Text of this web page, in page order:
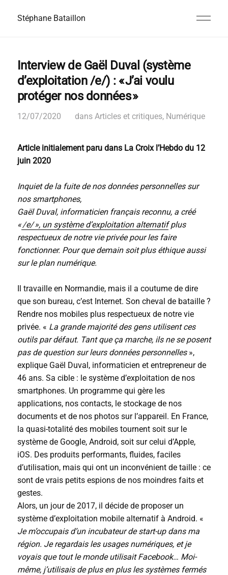
Stéphane Bataillon
Interview de Gaël Duval (système
d’exploitation /e/) : « J’ai voulu
protéger nos données »
12/07/2020 dans Articles et critiques, Numérique
Article initialement paru dans La Croix l’Hebdo du 12
juin 2020
Inquiet de la fuite de nos données personnelles sur
nos smartphones,
Gaël Duval, informaticien français reconnu, a créé
«/e/ », un système d’exploitation alternatifplus
respectueux de notre vie privée pour les faire
fonctionner. Pour que demain soit plus éthique aussi
sur le plan numérique.
Il travaille en Normandie, mais il a coutume de dire
que son bureau, c’est Internet. Son cheval de bataille ?
Rendre nos mobiles plus respectueux de notre vie
privée. « La grande majorité des gens utilisent ces
outils par défaut. Tant que ça marche, ils ne se posent
pas de question sur leurs données personnelles»,
explique Gaël Duval, informaticien et entrepreneur de
46 ans. Sa cible : le système d’exploitation de nos
smartphones. Un programme qui gère les
applications, nos contacts, le stockage de nos
documents et de nos photos sur l’appareil. En France,
la quasi-totalité des mobiles tournent soit sur le
système de Google, Android, soit sur celui d’Apple,
iOS. Des produits performants, fluides, faciles
d’utilisation, mais qui ont un inconvénient de taille : ce
sont de vrais petits espions de nos moindres faits et
gestes.
Alors, un jour de 2017, il décide de proposer un
système d’exploitation mobile alternatif à Android. «
Je m’occupais d’un incubateur de start-up dans ma
région. Je regardais les usages numériques, et je
voyais que tout le monde utilisait Facebook… Moi-
même, j’utilisais de plus en plus les systèmes fermés